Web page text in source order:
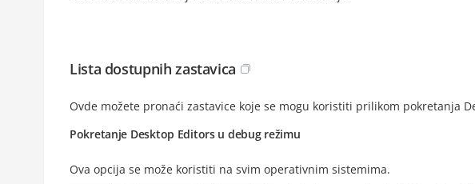
Lista dostupnih zastavica
Ovde možete pronaći zastavice koje se mogu koristiti prilikom pokretanja
Pokretanje Desktop Editors u debug režimu
Ova opcija se može koristiti na svim operativnim sistemima.